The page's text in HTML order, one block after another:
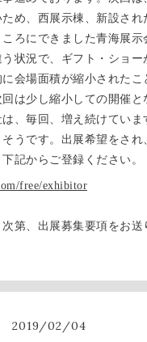
め、西展示棟、新設され
ろにできました青海展示
状況で、ギフト・ショー
会場面積が縮小されたこ
は少し縮小しての開催と
、毎回、増え続けていま
うです。出展希望をされ
記からご登録ください。
free/exhibitor
第、出展募集要項をお送
2019/02/04